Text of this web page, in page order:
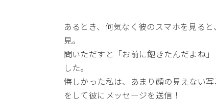
あるとき、何気なく彼のスマホを見る
見。
問いただすと「お前に飽きたんだよね
した。
悔しかった私は、あまり顔の見えない
をして彼にメッセージを送信！